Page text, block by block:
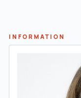
INFORMATION